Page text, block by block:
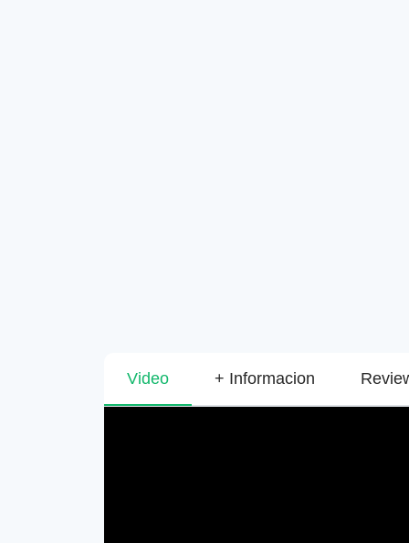
Video + Informacion